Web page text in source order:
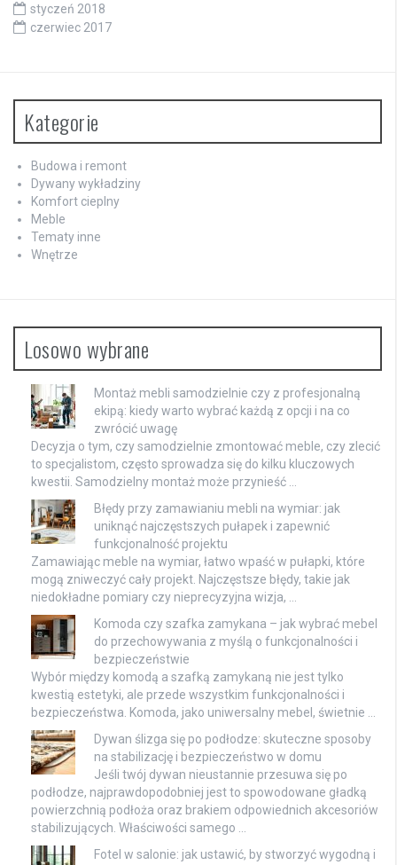
styczeń 2018
czerwiec 2017
Kategorie
Budowa i remont
Dywany wykładziny
Komfort cieplny
Meble
Tematy inne
Wnętrze
Losowo wybrane
Montaż mebli samodzielnie czy z profesjonalną
ekipą: kiedy warto wybrać każdą z opcji i na co
zwrócić uwagę
Decyzja o tym, czy samodzielnie zmontować meble, czy zlecić
to specjalistom, często sprowadza się do kilku kluczowych
kwestii. Samodzielny montaż może przynieść …
Błędy przy zamawianiu mebli na wymiar: jak
uniknąć najczęstszych pułapek i zapewnić
funkcjonalność projektu
Zamawiając meble na wymiar, łatwo wpaść w pułapki, które
mogą zniweczyć cały projekt. Najczęstsze błędy, takie jak
niedokładne pomiary czy nieprecyzyjna wizja, …
Komoda czy szafka zamykana – jak wybrać mebel
do przechowywania z myślą o funkcjonalności i
bezpieczeństwie
Wybór między komodą a szafką zamykaną nie jest tylko
kwestią estetyki, ale przede wszystkim funkcjonalności i
bezpieczeństwa. Komoda, jako uniwersalny mebel, świetnie …
Dywan ślizga się po podłodze: skuteczne sposoby
na stabilizację i bezpieczeństwo w domu
Jeśli twój dywan nieustannie przesuwa się po
podłodze, najprawdopodobniej jest to spowodowane gładką
powierzchnią podłoża oraz brakiem odpowiednich akcesoriów
stabilizujących. Właściwości samego …
Fotel w salonie: jak ustawić, by stworzyć wygodną i